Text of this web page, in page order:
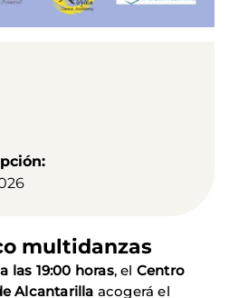
multidanzas
las 19:00 horas, el Centro
Alcantarilla acogerá el